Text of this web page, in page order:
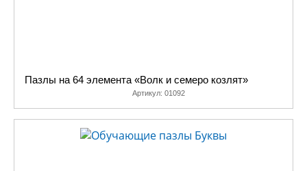
Пазлы на 64 элемента «Волк и семеро козлят»
Артикул: 01092